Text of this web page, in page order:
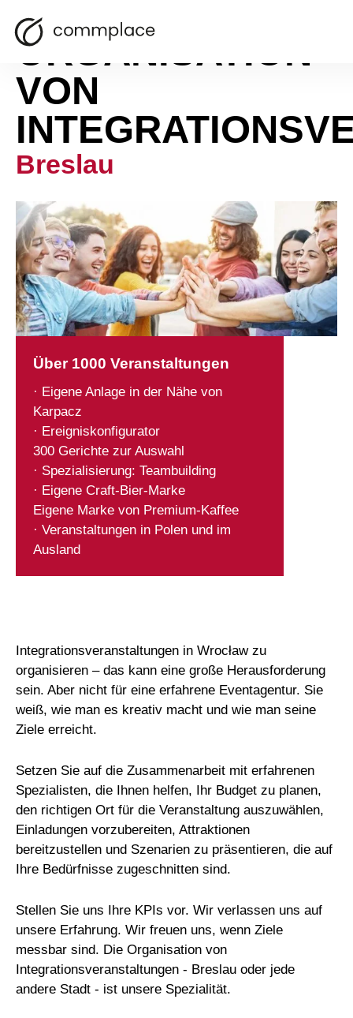
ORGANISATION
VON
Breslau
Über 1000 Veranstaltungen
· Eigene Anlage in der Nähe von
Karpacz
· Ereigniskonfigurator
300 Gerichte zur Auswahl
· Spezialisierung: Teambuilding
· Eigene Craft-Bier-Marke
Eigene Marke von Premium-Kaffee
· Veranstaltungen in Polen und im
Ausland
Integrationsveranstaltungen in Wrocław zu
organisieren – das kann eine große Herausforderung
sein. Aber nicht für eine erfahrene Eventagentur. Sie
weiß, wie man es kreativ macht und wie man seine
Ziele erreicht.
Setzen Sie auf die Zusammenarbeit mit erfahrenen
Spezialisten, die Ihnen helfen, Ihr Budget zu planen,
den richtigen Ort für die Veranstaltung auszuwählen,
Einladungen vorzubereiten, Attraktionen
bereitzustellen und Szenarien zu präsentieren, die auf
Ihre Bedürfnisse zugeschnitten sind.
Stellen Sie uns Ihre KPIs vor. Wir verlassen uns auf
unsere Erfahrung. Wir freuen uns, wenn Ziele
messbar sind. Die Organisation von
Integrationsveranstaltungen - Breslau oder jede
andere Stadt - ist unsere Spezialität.